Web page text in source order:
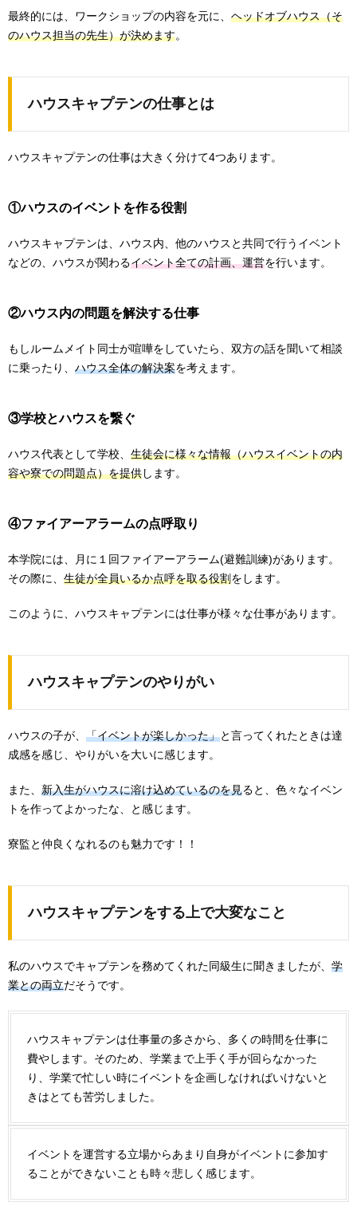
最終的には、ワークショップの内容を元に、 ヘッドオブハウス（そ
のハウス担当の先生）が決めます。
ハウスキャプテンの仕事とは
ハウスキャプテンの仕事は大きく分けて4つあります。
①ハウスのイベントを作る役割
ハウスキャプテンは、ハウス内、他のハウスと共同で行うイベント
などの、ハウスが関わるイベント全ての計画、運営を行います。
②ハウス内の問題を解決する仕事
もしルームメイト同士が喧嘩をしていたら、双方の話を聞いて相談
に乗ったり、 ハウス全体の解決案を考えます。
③学校とハウスを繋ぐ
ハウス代表として学校、 生徒会に様々な情報（ハウスイベントの内
容や寮での問題点）を提供します。
④ファイアーアラームの点呼取り
本学院には、月に１回ファイアーアラーム(避難訓練)があります。
その際に、 生徒が全員いるか点呼を取る役割をします。
このように、ハウスキャプテンには仕事が様々な仕事があります。
ハウスキャプテンのやりがい
ハウスの子が、 「イベントが楽しかった」と言ってくれたときは達
成感を感じ、やりがいを大いに感じます。
また、 新入生がハウスに溶け込めているのを見ると、色々なイベン
トを作ってよかったな、と感じます。
寮監と仲良くなれるのも魅力です！！
ハウスキャプテンをする上で大変なこと
私のハウスでキャプテンを務めてくれた同級生に聞きましたが、 学
業との両立だそうです。
ハウスキャプテンは仕事量の多さから、多くの時間を仕事に
費やします。そのため、学業まで上手く手が回らなかった
り、学業で忙しい時にイベントを企画しなければいけないと
きはとても苦労しました。
イベントを運営する立場からあまり自身がイベントに参加す
ることができないことも時々悲しく感じます。